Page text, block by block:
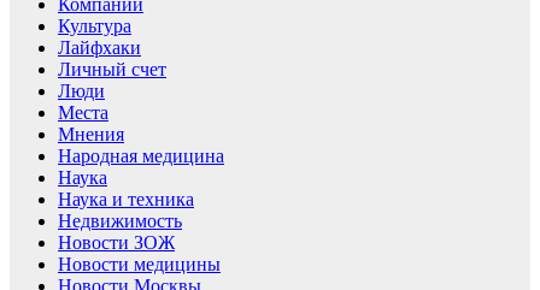
Культура
Лайфхаки
Личный счет
Люди
Места
Мнения
Народная медицина
Наука
Наука и техника
Недвижимость
Новости ЗОЖ
Новости медицины
Новости Москвы